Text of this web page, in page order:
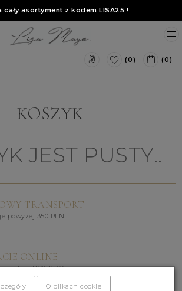
cały asortyment z kodem LISA25 !
(0) (0)
KOSZYK
JEST PUSTY..
TRANSPORT
powyżej 350 PLN
ONLINE
online 8.00-16.00
642
O plikach cookie